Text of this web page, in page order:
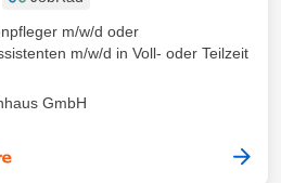
m/w/d oder
m/w/d in Voll- oder Teilzeit
GmbH